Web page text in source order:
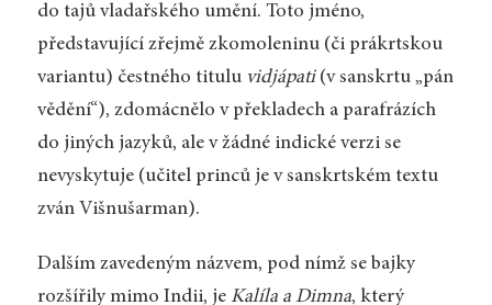
do tajů vladařského umění. Toto jméno,
představující zřejmě zkomoleninu (či prákrtskou
variantu) čestného titulu vidjápati(v sanskrtu „pán
vědění“), zdomácnělo v překladech a parafrázích
do jiných jazyků, ale v žádné indické verzi se
nevyskytuje (učitel princů je v sanskrtském textu
zván Višnušarman).
Dalším zavedeným názvem, pod nímž se bajky
rozšířily mimo Indii, je Kalíla a Dimna, který